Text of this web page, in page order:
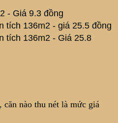
- Giá 9.3 đồng
tích 136m2 - giá 25.5 đồng
tích 136m2 - Giá 25.8
căn nào thu nét là mức giá